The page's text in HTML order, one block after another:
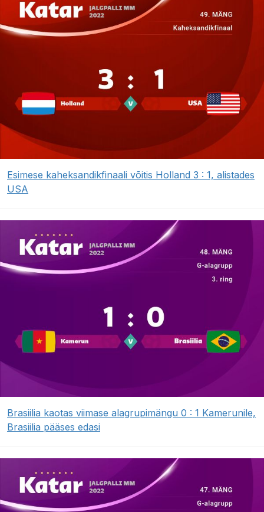
Esimese kaheksandikfinaali võitis Holland 3 : 1, alistades
USA
Brasiilia kaotas viimase alagrupimängu 0 : 1 Kamerunile,
Brasiilia pääses edasi